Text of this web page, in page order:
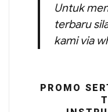
Untuk
terbaru
kami via
PROMO